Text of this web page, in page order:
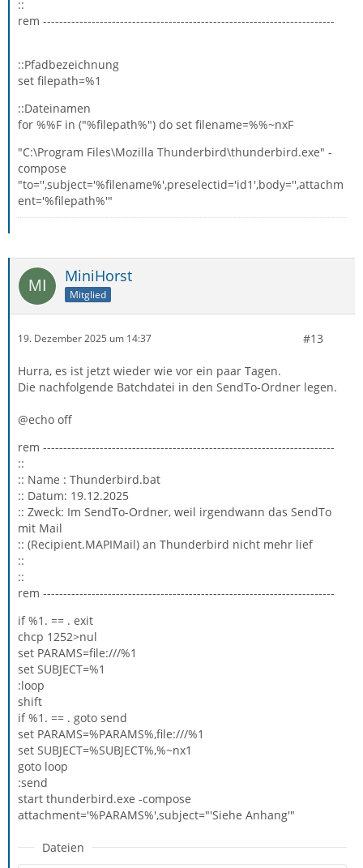
::
rem ------------------------------------------------------------------------
::Pfadbezeichnung
set filepath=%1
::Dateinamen
for %%F in ("%filepath%") do set filename=%%~nxF
"C:\Program Files\Mozilla Thunderbird\thunderbird.exe" -
compose
"to='',subject='%filename%',preselectid='id1',body='',attachm
ent='%filepath%'"
MiniHorst
Mitglied
19. Dezember 2025 um 14:37 #13
Hurra, es ist jetzt wieder wie vor ein paar Tagen.
Die nachfolgende Batchdatei in den SendTo-Ordner legen.
@echo off
rem ------------------------------------------------------------------------
::
:: Name : Thunderbird.bat
:: Datum: 19.12.2025
:: Zweck: Im SendTo-Ordner, weil irgendwann das SendTo
mit Mail
:: (Recipient.MAPIMail) an Thunderbird nicht mehr lief
::
::
rem ------------------------------------------------------------------------
if %1. == . exit
chcp 1252>nul
set PARAMS=file:///%1
set SUBJECT=%1
:loop
shift
if %1. == . goto send
set PARAMS=%PARAMS%,file:///%1
set SUBJECT=%SUBJECT%,%~nx1
goto loop
:send
start thunderbird.exe -compose
attachment='%PARAMS%',subject="'Siehe Anhang'"
Dateien